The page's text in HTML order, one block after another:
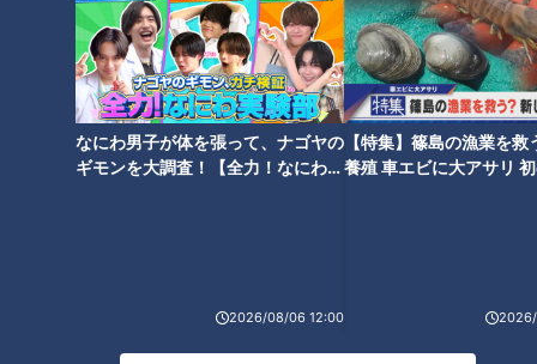
なにわ男子が体を張って、ナゴヤの
ギモンを大調査！【全力！なにわ実
2026/08/06 12:00
【特集】篠島の漁業を救
養殖 車エビに大アサリ
その一方で竹地は、「御朱印帳やお城巡りは流行っているけれ
ど、自治体でこういうことをやっているのは聞いたことがな
い」とも話し、各都道府県が真似する可能性もあると、斬新な
アイデアに感心している様子でした。
の人気は県の想定を大きく上回るものだったそうです。